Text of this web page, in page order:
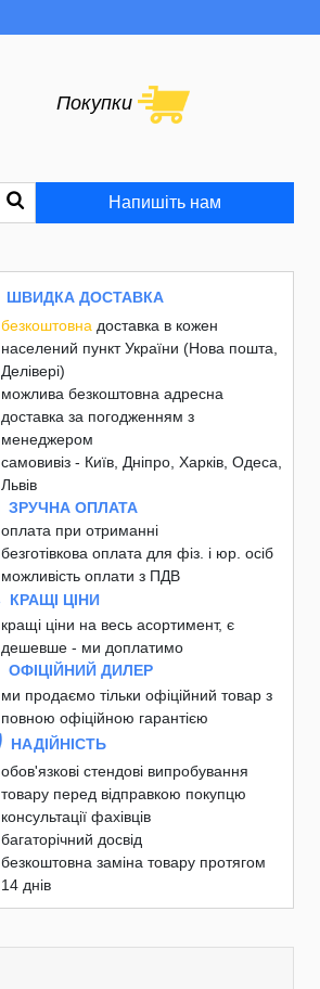
Покупки
Напишіть нам
ШВИДКА ДОСТАВКА
безкоштовна доставка в кожен
населений пункт України (Нова пошта,
Делівері)
можлива безкоштовна адресна
доставка за погодженням з
менеджером
самовивіз - Київ, Дніпро, Харків, Одеса,
Львів
ЗРУЧНА ОПЛАТА
оплата при отриманні
безготівкова оплата для фіз. і юр. осіб
можливість оплати з ПДВ
КРАЩІ ЦІНИ
кращі ціни на весь асортимент, є
дешевше - ми доплатимо
ОФІЦІЙНИЙ ДИЛЕР
ми продаємо тільки офіційний товар з
повною офіційною гарантією
НАДІЙНІСТЬ
обов'язкові стендові випробування
товару перед відправкою покупцю
консультації фахівців
багаторічний досвід
безкоштовна заміна товару протягом
14 днів